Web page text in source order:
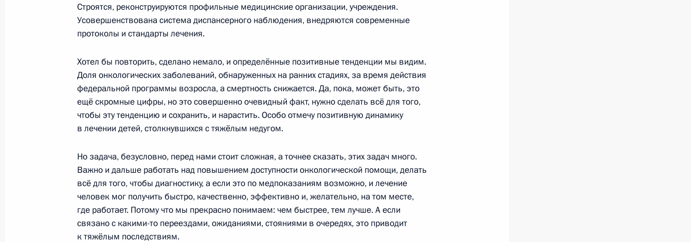
5 ноября 2020 года, 13:30
Подписан закон о создании и упразднении некоторых судов
Тульской области
2 марта 2020 года, 10:20
Распоряжение об оргкомитете по подготовке и проведению
празднования 500-летия возведения Тульского кремля
6 апреля 2017 года, 15:30
Указ о праздновании в 2020 году 500-летия Тульского кремля
10 ноября 2016 года, 14:00
Строятся, реконструируются профильные медицинские организации, учреждения.
Усовершенствована система диспансерного наблюдения, внедряются современные
протоколы и стандарты лечения.
Хотел бы повторить, сделано немало, и определённые позитивные тенденции мы видим.
Доля онкологических заболеваний, обнаруженных на ранних стадиях, за время действия
федеральной программы возросла, а смертность снижается. Да, пока, может быть, это
ещё скромные цифры, но это совершенно очевидный факт, нужно сделать всё для того,
чтобы эту тенденцию и сохранить, и нарастить. Особо отмечу позитивную динамику
в лечении детей, столкнувшихся с тяжёлым недугом.
Но задача, безусловно, перед нами стоит сложная, а точнее сказать, этих задач много.
Важно и дальше работать над повышением доступности онкологической помощи, делать
всё для того, чтобы диагностику, а если это по медпоказаниям возможно, и лечение
человек мог получить быстро, качественно, эффективно и, желательно, на том месте,
где работает. Потому что мы прекрасно понимаем: чем быстрее, тем лучше. А если
связано с какими-то переездами, ожиданиями, стояниями в очередях, это приводит
к тяжёлым последствиям.